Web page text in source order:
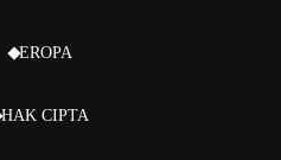
EROPA
HAK CIPTA